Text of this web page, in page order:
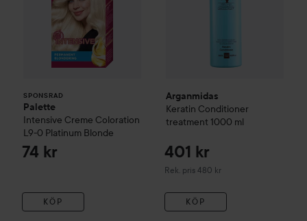
SPONSRAD
Palette
Intensive Creme Coloration
L9-0 Platinum Blonde
74 kr
KÖP
Arganmidas
Keratin Conditioner
treatment 1000 ml
401 kr
Rek. pris 480 kr
Rekommenderat pris 480 kr
KÖP